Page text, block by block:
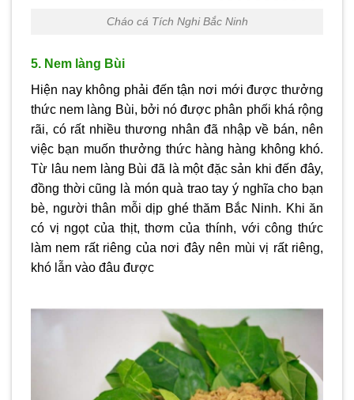
Cháo cá Tích Nghi Bắc Ninh
5. Nem làng Bùi
Hiện nay không phải đến tận nơi mới được thưởng
thức nem làng Bùi, bởi nó được phân phối khá rộng
rãi, có rất nhiều thương nhân đã nhập về bán, nên
việc bạn muốn thưởng thức hàng hàng không khó.
Từ lâu nem làng Bùi đã là một đặc sản khi đến đây,
đồng thời cũng là món quà trao tay ý nghĩa cho bạn
bè, người thân mỗi dịp ghé thăm Bắc Ninh. Khi ăn
có vị ngọt của thịt, thơm của thính, với công thức
làm nem rất riêng của nơi đây nên mùi vị rất riêng,
khó lẫn vào đâu được